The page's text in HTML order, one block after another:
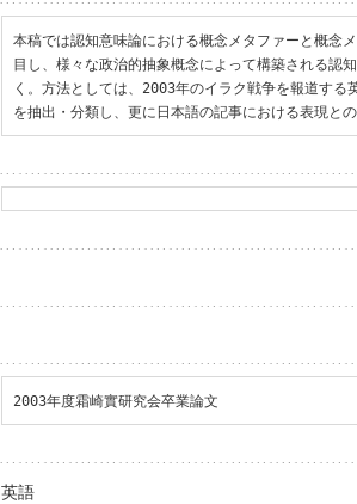
本稿では認知意味論における概念メタファーと概念
目し、様々な政治的抽象概念によって構築される認
く。方法としては、2003年のイラク戦争を報道する
を抽出・分類し、更に日本語の記事における表現との
2003年度霜崎實研究会卒業論文
英語